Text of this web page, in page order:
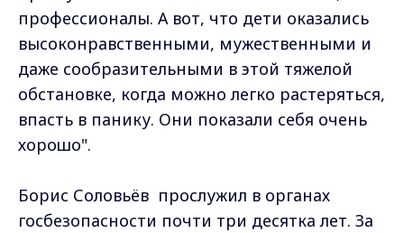
профессионалы. А вот, что дети оказались
высоконравственными, мужественными и
даже сообразительными в этой тяжелой
обстановке, когда можно легко растеряться,
впасть в панику. Они показали себя очень
хорошо".
Борис Соловьёв прослужил в органах
госбезопасности почти три десятка лет. За